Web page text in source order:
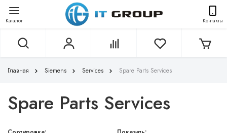
Каталог Контакты
Главная Siemens Services Spare Parts Services
Spare Parts Services